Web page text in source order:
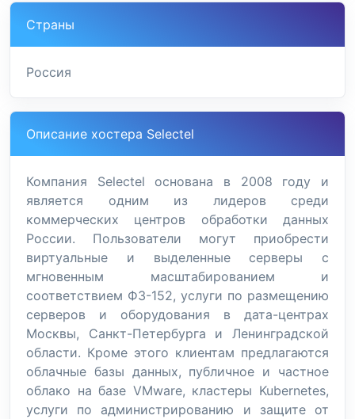
Страны
Россия
Описание хостера Selectel
Компания Selectel основана в 2008 году и
является одним из лидеров среди
коммерческих центров обработки данных
России. Пользователи могут приобрести
виртуальные и выделенные серверы с
мгновенным масштабированием и
соответствием ФЗ-152, услуги по размещению
серверов и оборудования в дата-центрах
Москвы, Санкт-Петербурга и Ленинградской
области. Кроме этого клиентам предлагаются
облачные базы данных, публичное и частное
облако на базе VMware, кластеры Kubernetes,
услуги по администрированию и защите от